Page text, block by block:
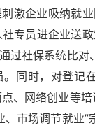
激企业吸纳就
专员进企业送
过社保系统比
。同时，对登记
、网络创业等
、市场调节就业